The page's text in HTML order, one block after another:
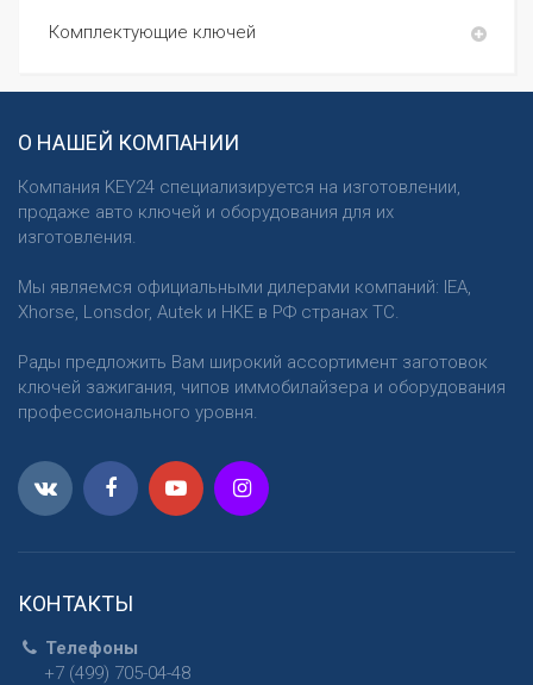
Комплектующие ключей
О НАШЕЙ КОМПАНИИ
Компания KEY24 специализируется на изготовлении,
продаже авто ключей и оборудования для их
изготовления.
Мы являемся официальными дилерами компаний: IEA,
Xhorse, Lonsdor, Autek и HKE в РФ странах ТС.
Рады предложить Вам широкий ассортимент заготовок
ключей зажигания, чипов иммобилайзера и оборудования
профессионального уровня.
КОНТАКТЫ
Телефоны
+7 (499) 705-04-48